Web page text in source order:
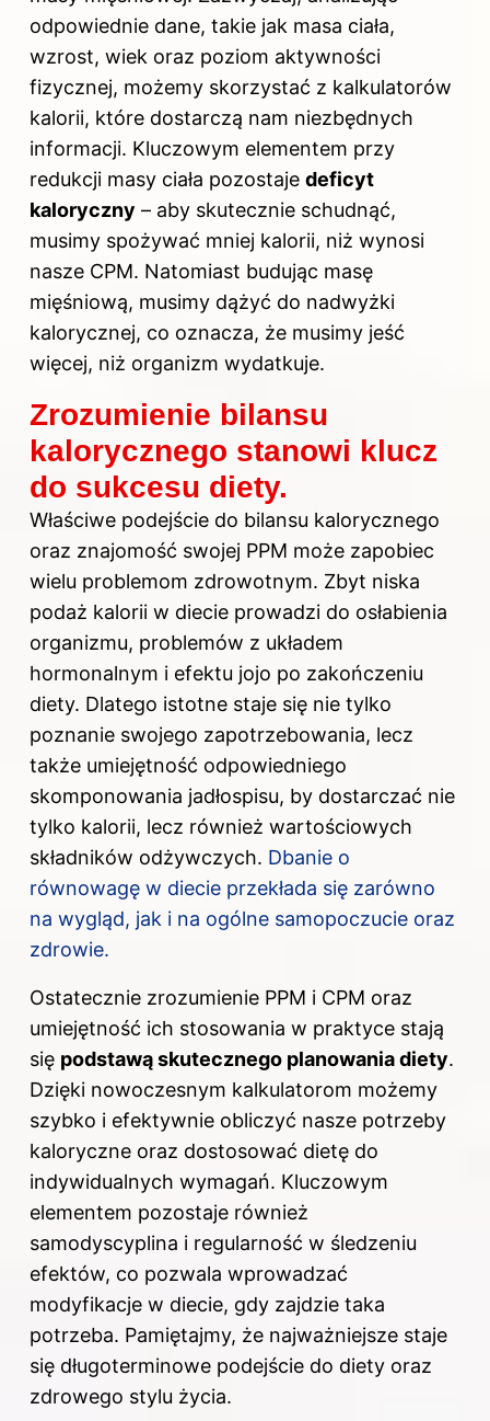
odpowiednie dane, takie jak masa ciała,
wzrost, wiek oraz poziom aktywności
fizycznej, możemy skorzystać z kalkulatorów
kalorii, które dostarczą nam niezbędnych
informacji. Kluczowym elementem przy
redukcji masy ciała pozostaje deficyt
kaloryczny – aby skutecznie schudnąć,
musimy spożywać mniej kalorii, niż wynosi
nasze CPM. Natomiast budując masę
mięśniową, musimy dążyć do nadwyżki
kalorycznej, co oznacza, że musimy jeść
więcej, niż organizm wydatkuje.
Zrozumienie bilansu
kalorycznego stanowi klucz
do sukcesu diety.
Właściwe podejście do bilansu kalorycznego
oraz znajomość swojej PPM może zapobiec
wielu problemom zdrowotnym. Zbyt niska
podaż kalorii w diecie prowadzi do osłabienia
organizmu, problemów z układem
hormonalnym i efektu jojo po zakończeniu
diety. Dlatego istotne staje się nie tylko
poznanie swojego zapotrzebowania, lecz
także umiejętność odpowiedniego
skomponowania jadłospisu, by dostarczać nie
tylko kalorii, lecz również wartościowych
składników odżywczych. Dbanie o
równowagę w diecie przekłada się zarówno
na wygląd, jak i na ogólne samopoczucie oraz
zdrowie.
Ostatecznie zrozumienie PPM i CPM oraz
umiejętność ich stosowania w praktyce stają
się podstawą skutecznego planowania diety.
Dzięki nowoczesnym kalkulatorom możemy
szybko i efektywnie obliczyć nasze potrzeby
kaloryczne oraz dostosować dietę do
indywidualnych wymagań. Kluczowym
elementem pozostaje również
samodyscyplina i regularność w śledzeniu
efektów, co pozwala wprowadzać
modyfikacje w diecie, gdy zajdzie taka
potrzeba. Pamiętajmy, że najważniejsze staje
się długoterminowe podejście do diety oraz
zdrowego stylu życia.